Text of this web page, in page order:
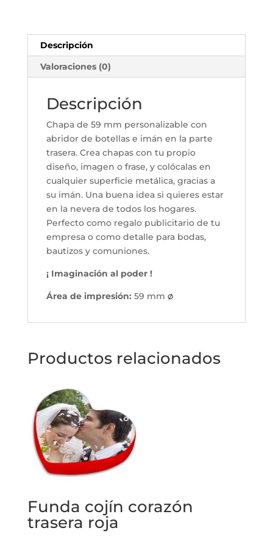
Descripción
Valoraciones (0)
Descripción
Chapa de 59 mm personalizable con
abridor de botellas e imán en la parte
trasera. Crea chapas con tu propio
diseño, imagen o frase, y colócalas en
cualquier superficie metálica, gracias a
su imán. Una buena idea si quieres estar
en la nevera de todos los hogares.
Perfecto como regalo publicitario de tu
empresa o como detalle para bodas,
bautizos y comuniones.
¡ Imaginación al poder !
Área de impresión: 59 mm Ø
Productos relacionados
Funda cojín corazón
trasera roja